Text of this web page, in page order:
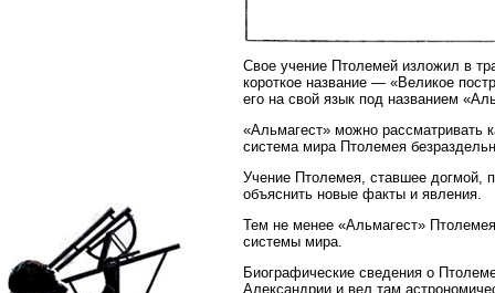
Свое учение Птолемей изложил в
короткое название — «Великое
его на свой язык под названием
«Альмагест» можно рассматривать
система мира Птолемея
Учение Птолемея, ставшее догмой,
объяснить новые факты и явления.
Тем не менее «Альмагест»
системы мира.
Биографические сведения о
Александрии и вел там